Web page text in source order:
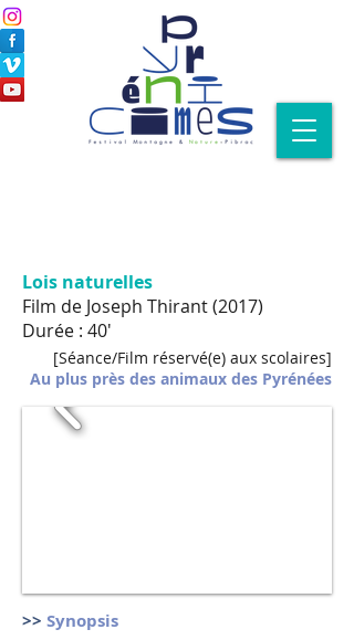
Lois naturelles
Film de Joseph Thirant (2017)
Durée : 40'
[Séance/Film réservé(e) aux scolaires]
Au plus près des animaux des Pyrénées
>> Synopsis